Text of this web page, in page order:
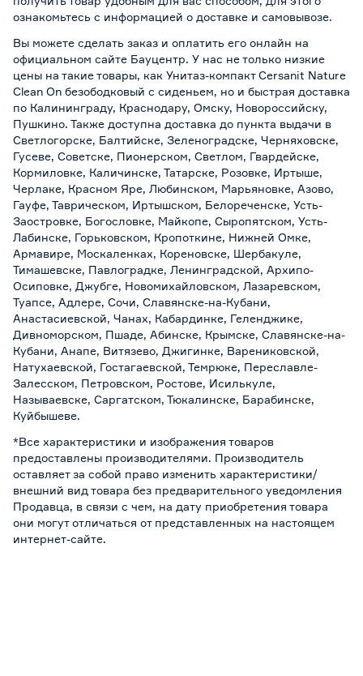
ознакомьтесь с информацией о доставке и самовывозе.
Вы можете сделать заказ и оплатить его онлайн на
официальном сайте Бауцентр. У нас не только низкие
цены на такие товары, как Унитаз-компакт Cersanit Nature
Clean On безободковый c сиденьем, но и быстрая доставка
по Калининграду, Краснодару, Омску, Новороссийску,
Пушкино. Также доступна доставка до пункта выдачи в
Светлогорске, Балтийске, Зеленоградске, Черняховске,
Гусеве, Советске, Пионерском, Светлом, Гвардейске,
Кормиловке, Каличинске, Татарске, Розовке, Иртыше,
Черлаке, Красном Яре, Любинском, Марьяновке, Азово,
Гауфе, Таврическом, Иртышском, Белореченске, Усть-
Заостровке, Богословке, Майкопе, Сыропятском, Усть-
Лабинске, Горьковском, Кропоткине, Нижней Омке,
Армавире, Москаленках, Кореновске, Шербакуле,
Тимашевске, Павлоградке, Ленинградской, Архипо-
Осиповке, Джубге, Новомихайловском, Лазаревском,
Туапсе, Адлере, Сочи, Славянске-на-Кубани,
Анастасиевской, Чанах, Кабардинке, Геленджике,
Дивноморском, Пшаде, Абинске, Крымске, Славянске-на-
Кубани, Анапе, Витязево, Джигинке, Варениковской,
Натухаевской, Гостагаевской, Темрюке, Переславле-
Залесском, Петровском, Ростове, Исилькуле,
Называевске, Саргатском, Тюкалинске, Барабинске,
Куйбышеве.
*Все характеристики и изображения товаров
предоставлены производителями. Производитель
оставляет за собой право изменить характеристики/
внешний вид товара без предварительного уведомления
Продавца, в связи с чем, на дату приобретения товара
они могут отличаться от представленных на настоящем
интернет-сайте.